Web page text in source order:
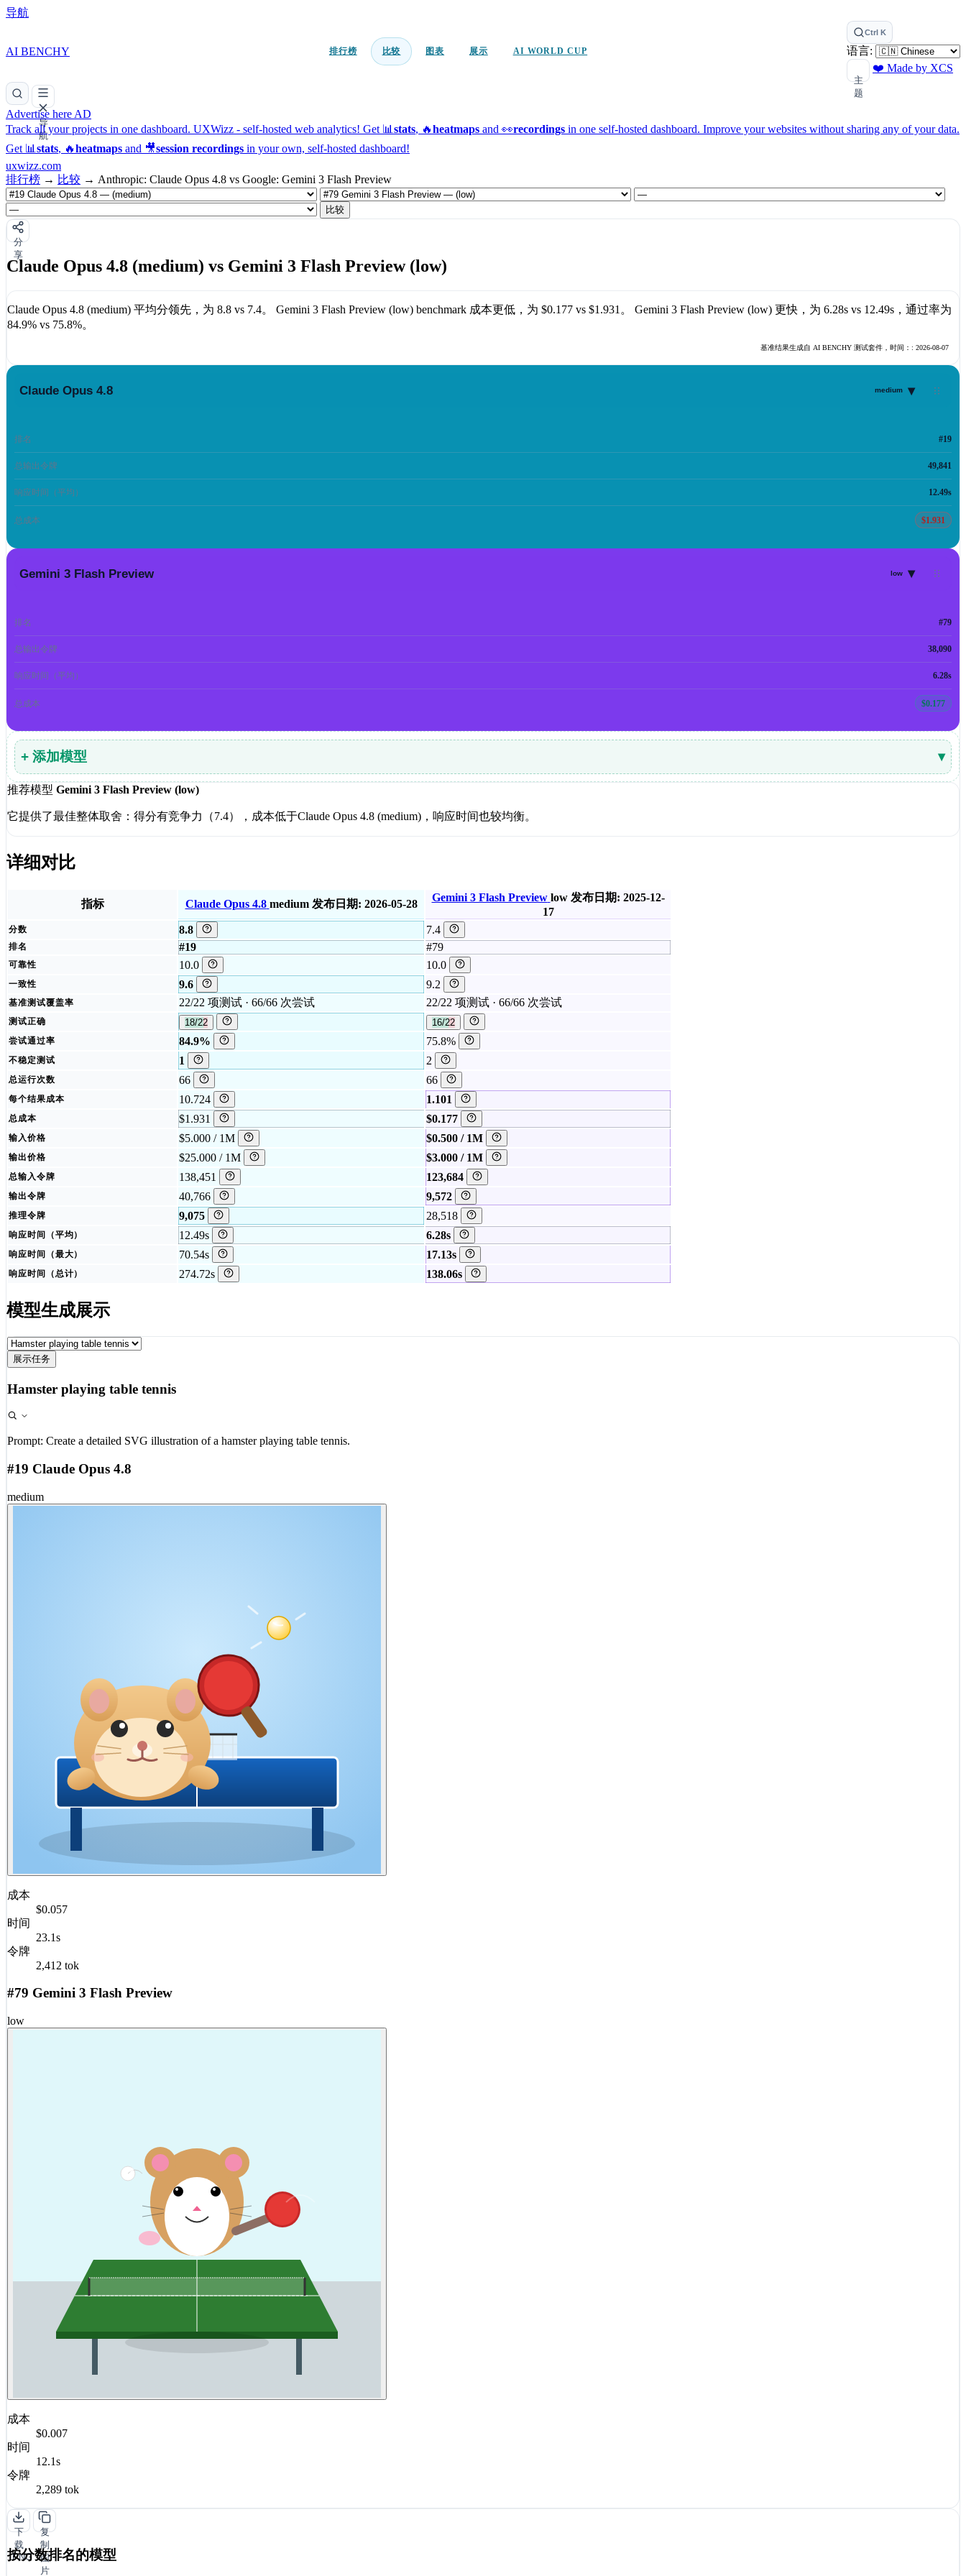
导航
AI BENCHY 排行榜 比较 图表 展示 AI WORLD CUP
Ctrl K
语言:
主
题
❤️ Made by XCS
导
航
Advertise here AD
Track all your projects in one dashboard. UXWizz - self-hosted web analytics! Get 📊 stats, 🔥heatmaps and 👀recordings in one self-hosted dashboard. Improve your websites without sharing any of your data.
Get 📊 stats, 🔥heatmaps and 🎥session recordings in your own, self-hosted dashboard!
uxwizz.com
排行榜 → 比较 → Anthropic: Claude Opus 4.8 vs Google: Gemini 3 Flash Preview
比较
分
享
Claude Opus 4.8 (medium) vs Gemini 3 Flash Preview (low)
Claude Opus 4.8 (medium) 平均分领先，为 8.8 vs 7.4。 Gemini 3 Flash Preview (low) benchmark 成本更低，为 $0.177 vs $1.931 。 Gemini 3 Flash Preview (low) 更快，为 6.28s vs 12.49s ，通过率为
84.9% vs 75.8%。
基准结果生成自 AI BENCHY 测试套件，时间：: 2026-08-07
Claude Opus 4.8 medium ▾
排名 #19
总输出令牌 49,841
响应时间（平均） 12.49s
总成本 $1.931
Gemini 3 Flash Preview low ▾
排名 #79
总输出令牌 38,090
响应时间（平均） 6.28s
总成本 $0.177
+ 添加模型 ▾
推荐模型 Gemini 3 Flash Preview (low)
它提供了最佳整体取舍：得分有竞争力（7.4），成本低于Claude Opus 4.8 (medium)，响应时间也较均衡。
详细对比
指标 Claude Opus 4.8 medium 发布日期: 2026-05-28
Gemini 3 Flash Preview low 发布日期: 2025-12-
17
分数 8.8 7.4
排名 #19 #79
可靠性 10.0 10.0
一致性 9.6 9.2
基准测试覆盖率 22/22 项测试 · 66/66 次尝试 22/22 项测试 · 66/66 次尝试
测试正确 18/22 16/22
尝试通过率 84.9% 75.8%
不稳定测试 1 2
总运行次数 66 66
每个结果成本 10.724 1.101
总成本 $1.931 $0.177
输入价格 $5.000 / 1M $0.500 / 1M
输出价格 $25.000 / 1M $3.000 / 1M
总输入令牌 138,451 123,684
输出令牌 40,766 9,572
推理令牌 9,075 28,518
响应时间（平均） 12.49s 6.28s
响应时间（最大） 70.54s 17.13s
响应时间（总计） 274.72s 138.06s
模型生成展示
展示任务
Hamster playing table tennis
Prompt: Create a detailed SVG illustration of a hamster playing table tennis.
#19 Claude Opus 4.8
medium
成本
$0.057
时间
23.1s
令牌
2,412 tok
#79 Gemini 3 Flash Preview
low
成本
$0.007
时间
12.1s
令牌
2,289 tok
下
载
PNG
复
制
图
片
按分数排名的模型